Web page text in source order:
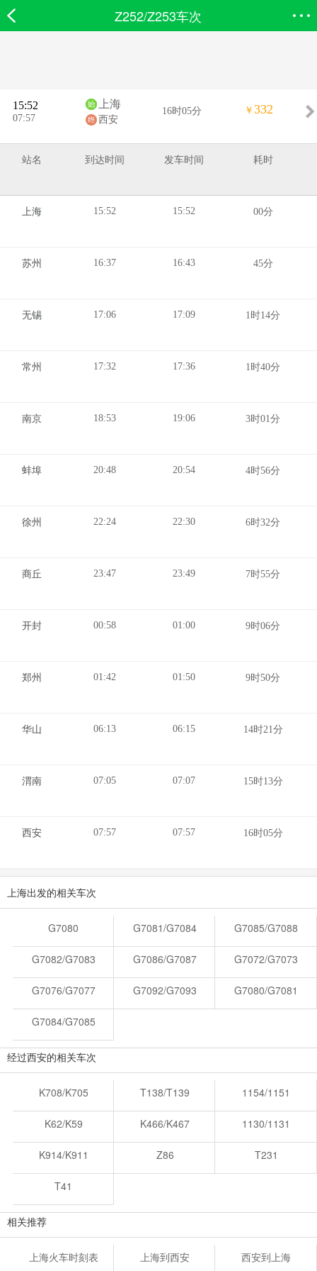
Z252/Z253车次
15:52
07:57
上海
西安
16时05分 ￥ 332
站名 到达时间 发车时间 耗时
上海 15:52 15:52 00分
苏州 16:37 16:43 45分
无锡 17:06 17:09 1时14分
常州 17:32 17:36 1时40分
南京 18:53 19:06 3时01分
蚌埠 20:48 20:54 4时56分
徐州 22:24 22:30 6时32分
商丘 23:47 23:49 7时55分
开封 00:58 01:00 9时06分
郑州 01:42 01:50 9时50分
华山 06:13 06:15 14时21分
渭南 07:05 07:07 15时13分
西安 07:57 07:57 16时05分
上海出发的相关车次
G7080 G7081/G7084 G7085/G7088
G7082/G7083 G7086/G7087 G7072/G7073
G7076/G7077 G7092/G7093 G7080/G7081
G7084/G7085
经过西安的相关车次
K708/K705 T138/T139 1154/1151
K62/K59 K466/K467 1130/1131
K914/K911 Z86 T231
T41
相关推荐
上海火车时刻表 上海到西安 西安到上海